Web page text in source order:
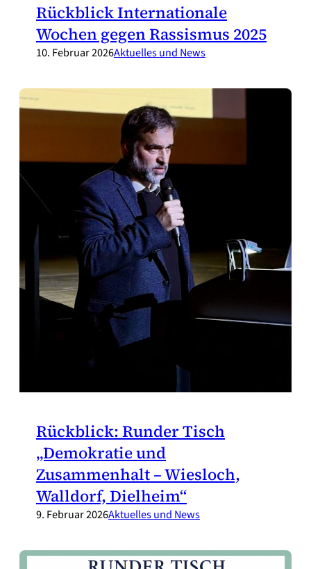
Rückblick Internationale
Wochen gegen Rassismus 2025
10. Februar 2026Aktuelles und News
Rückblick: Runder Tisch
„Demokratie und
Zusammenhalt – Wiesloch,
Walldorf, Dielheim“
9. Februar 2026Aktuelles und News